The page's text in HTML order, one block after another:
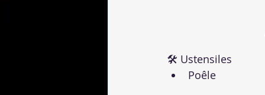
🛠 Ustensiles
Poêle